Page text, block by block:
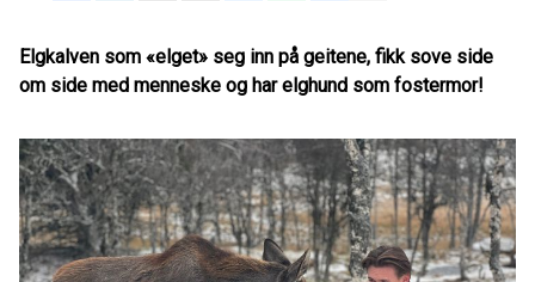
Elgkalven som «elget» seg inn på geitene, fikk sove side
om side med menneske og har elghund som fostermor!